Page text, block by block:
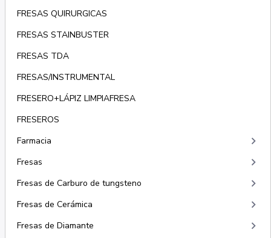
FRESAS QUIRURGICAS
FRESAS STAINBUSTER
FRESAS TDA
FRESAS/INSTRUMENTAL
FRESERO+LÁPIZ LIMPIAFRESA
FRESEROS
Farmacia
keyboard_arrow_right
Fresas keyboard_arrow_right
Fresas de Carburo de tungsteno keyboard_arrow_right
Fresas de Cerámica keyboard_arrow_right
Fresas de Diamante keyboard_arrow_right